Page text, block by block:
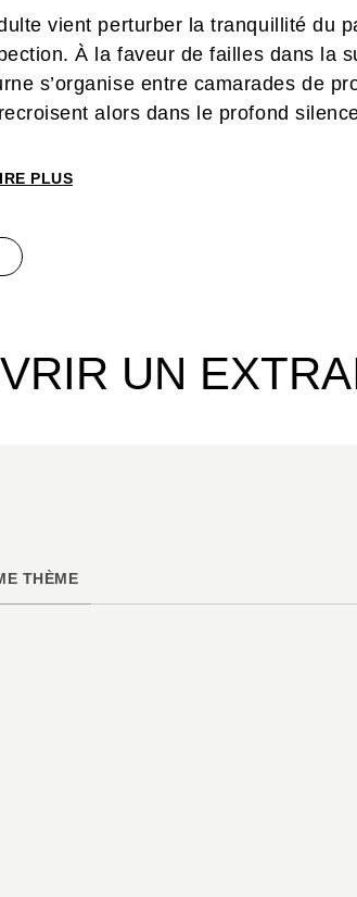
vient perturber la tranquillité du
À la faveur de failles dans la
s’organise entre camarades de
alors dans le profond
PLUS
UN
THÈME